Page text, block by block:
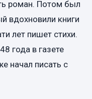
роман. Потом был
вдохновили книги
лет пишет стихи.
года в газете
начал писать с